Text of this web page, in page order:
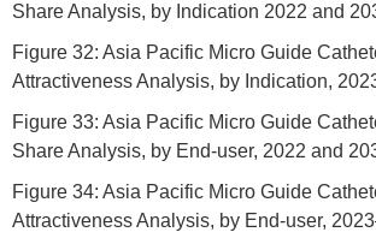
Share Analysis, by Indication 2022 and
Figure 32: Asia Pacific Micro Guide
Attractiveness Analysis, by Indication,
Figure 33: Asia Pacific Micro Guide
Share Analysis, by End-user, 2022 and
Figure 34: Asia Pacific Micro Guide
Attractiveness Analysis, by End-user,